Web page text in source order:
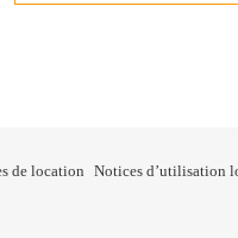
de location Notices d’utilisation